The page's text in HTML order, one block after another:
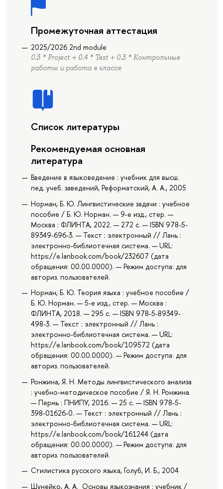
Промежуточная аттестация
2025/2026 2nd module
0.3 * Project + 0.4 * Test + 0.3 * Контрольные
работы и работа в классе
Список литературы
Рекомендуемая основная
литература
Введение в языковедение : учебник для высш.
пед. учеб. заведений, Реформатский, А. А., 2005
Норман, Б. Ю. Лингвистические задачи : учебное
пособие / Б. Ю. Норман. — 9-е изд., стер. —
Москва : ФЛИНТА, 2022. — 272 с. — ISBN 978-5-
89349-696-3. — Текст : электронный // Лань :
электронно-библиотечная система. — URL:
https://e.lanbook.com/book/232607 (дата
обращения: 00.00.0000). — Режим доступа: для
авториз. пользователей.
Норман, Б. Ю. Теория языка : учебное пособие /
Б. Ю. Норман. — 5-е изд., стер. — Москва :
ФЛИНТА, 2018. — 295 с. — ISBN 978-5-89349-
498-3. — Текст : электронный // Лань :
электронно-библиотечная система. — URL:
https://e.lanbook.com/book/109572 (дата
обращения: 00.00.0000). — Режим доступа: для
авториз. пользователей.
Ронжина, Я. Н. Методы лингвистического анализа
: учебно-методическое пособие / Я. Н. Ронжина.
— Пермь : ПНИПУ, 2016. — 25 с. — ISBN 978-5-
398-01626-0. — Текст : электронный // Лань :
электронно-библиотечная система. — URL:
https://e.lanbook.com/book/161244 (дата
обращения: 00.00.0000). — Режим доступа: для
авториз. пользователей.
Стилистика русского языка, Голуб, И. Б., 2004
Шунейко, А. А. Основы языкознания : учебник /